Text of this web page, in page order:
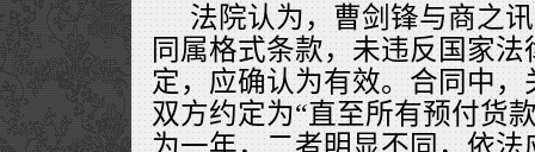
法院认为，曹剑锋与商之
同属格式条款，未违反国家
定，应确认为有效。合同中
双方约定为“直至所有预付货